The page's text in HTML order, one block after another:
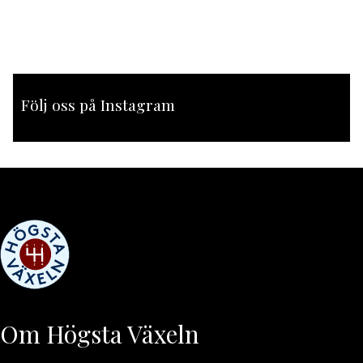
Följ oss på Instagram
Om Högsta Växeln